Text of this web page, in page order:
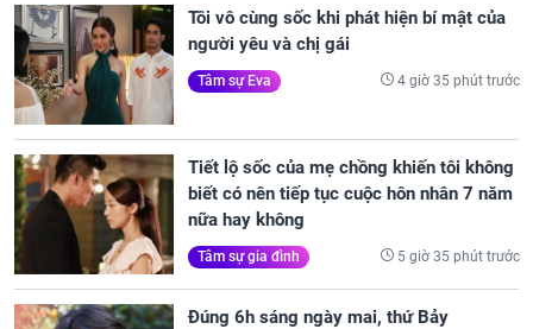
Tôi vô cùng sốc khi phát hiện bí mật của
người yêu và chị gái
Tâm sự Eva 4 giờ 35 phút trước
Tiết lộ sốc của mẹ chồng khiến tôi không
biết có nên tiếp tục cuộc hôn nhân 7 năm
nữa hay không
Tâm sự gia đình 5 giờ 35 phút trước
Đúng 6h sáng ngày mai, thứ Bảy